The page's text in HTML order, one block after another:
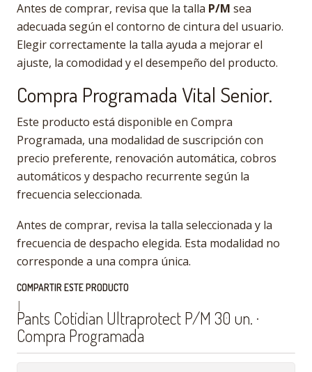
Antes de comprar, revisa que la talla P/M sea
adecuada según el contorno de cintura del usuario.
Elegir correctamente la talla ayuda a mejorar el
ajuste, la comodidad y el desempeño del producto.
Compra Programada Vital Senior.
Este producto está disponible en Compra
Programada, una modalidad de suscripción con
precio preferente, renovación automática, cobros
automáticos y despacho recurrente según la
frecuencia seleccionada.
Antes de comprar, revisa la talla seleccionada y la
frecuencia de despacho elegida. Esta modalidad no
corresponde a una compra única.
COMPARTIR ESTE PRODUCTO
|
Pants Cotidian Ultraprotect P/M 30 un. ·
Compra Programada